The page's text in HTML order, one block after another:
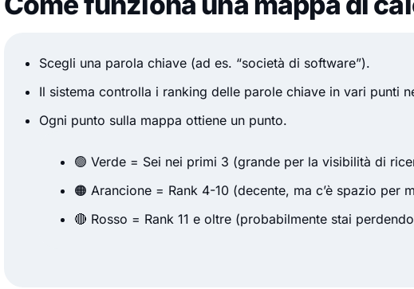
Scegli una parola chiave (ad es. “società di software”).
Il sistema controlla i ranking delle parole chiave in vari punti
Ogni punto sulla mappa ottiene un punto.
🟢 Verde = Sei nei primi 3 (grande per la visibilità di
🟠 Arancione = Rank 4-10 (decente, ma c’è spazio per
🔴 Rosso = Rank 11 e oltre (probabilmente stai